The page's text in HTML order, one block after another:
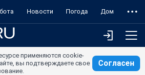
Новости Погода Дом
применяются cookie-
вы подтверждаете свое
Согласен